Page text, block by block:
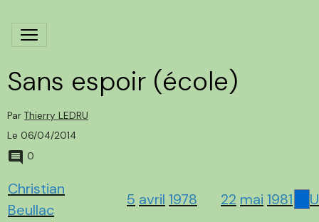
Sans espoir (école)
Par Thierry LEDRU
Le 06/04/2014
0
Christian
Beullac
5 avril 1978 22 mai 1981